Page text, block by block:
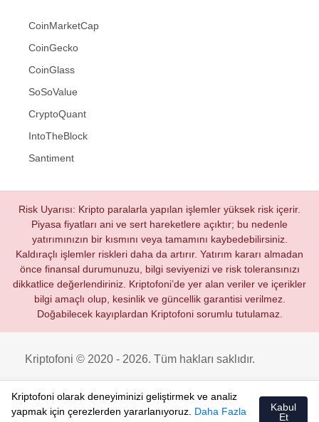
CoinMarketCap
CoinGecko
CoinGlass
SoSoValue
CryptoQuant
IntoTheBlock
Santiment
Risk Uyarısı: Kripto paralarla yapılan işlemler yüksek risk içerir.
Piyasa fiyatları ani ve sert hareketlere açıktır; bu nedenle
yatırımınızın bir kısmını veya tamamını kaybedebilirsiniz.
Kaldıraçlı işlemler riskleri daha da artırır. Yatırım kararı almadan
önce finansal durumunuzu, bilgi seviyenizi ve risk toleransınızı
dikkatlice değerlendiriniz. Kriptofoni’de yer alan veriler ve içerikler
bilgi amaçlı olup, kesinlik ve güncellik garantisi verilmez.
Doğabilecek kayıplardan Kriptofoni sorumlu tutulamaz.
Kriptofoni © 2020 - 2026. Tüm hakları saklıdır.
Kriptofoni olarak deneyiminizi geliştirmek ve analiz
yapmak için çerezlerden yararlanıyoruz. Daha Fazla
Kabul
Et